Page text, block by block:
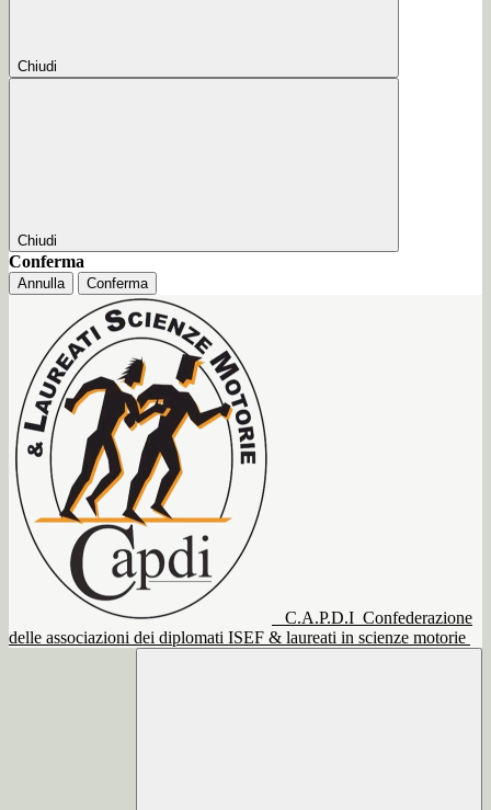
Chiudi
Chiudi
Conferma
Annulla Conferma
C.A.P.D.I Confederazione
delle associazioni dei diplomati ISEF & laureati in scienze motorie